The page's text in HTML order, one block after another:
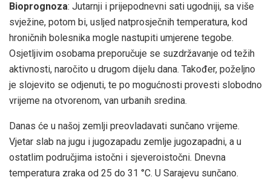
Bioprognoza: Jutarnji i prijepodnevni sati ugodniji, sa više
svježine, potom bi, usljed natprosječnih temperatura, kod
hroničnih bolesnika mogle nastupiti umjerene tegobe.
Osjetljivim osobama preporučuje se suzdržavanje od težih
aktivnosti, naročito u drugom dijelu dana. Također, poželjno
je slojevito se odjenuti, te po mogućnosti provesti slobodno
vrijeme na otvorenom, van urbanih sredina.
Danas će u našoj zemlji preovladavati sunčano vrijeme.
Vjetar slab na jugu i jugozapadu zemlje jugozapadni, a u
ostatlim područjima istočni i sjeveroistočni. Dnevna
temperatura zraka od 25 do 31 °C. U Sarajevu sunčano.